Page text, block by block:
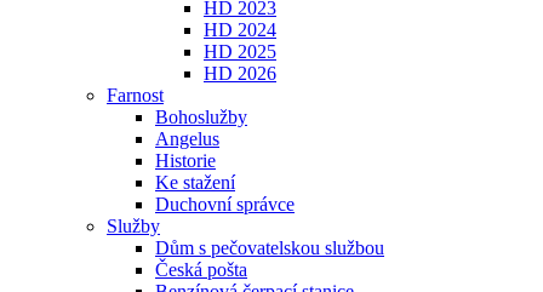
HD 2023
HD 2024
HD 2025
HD 2026
Farnost
Bohoslužby
Angelus
Historie
Ke stažení
Duchovní správce
Služby
Dům s pečovatelskou službou
Česká pošta